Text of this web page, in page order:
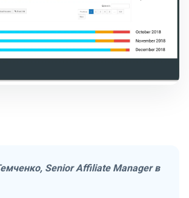
Senior Affiliate Manager в